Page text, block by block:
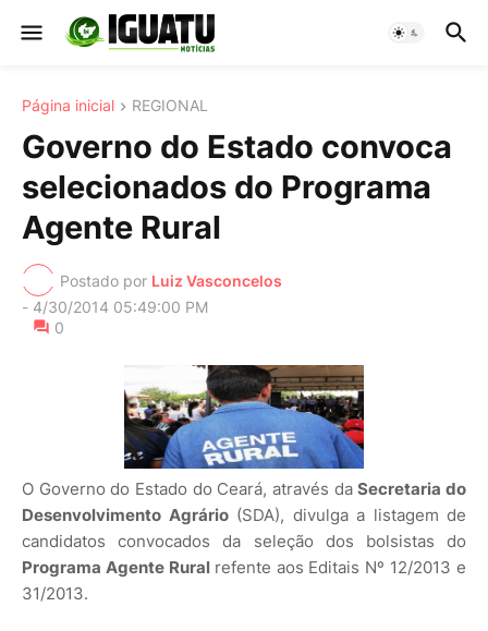
Página inicial REGIONAL
Governo do Estado convoca
selecionados do Programa
Agente Rural
Postado por Luiz Vasconcelos
- 4/30/2014 05:49:00 PM
0
O Governo do Estado do Ceará, através daSecretaria do
Desenvolvimento Agrário(SDA), divulga a listagem de
candidatos convocados da seleção dos bolsistas do
Programa Agente Rural refente aos Editais Nº 12/2013 e
31/2013.